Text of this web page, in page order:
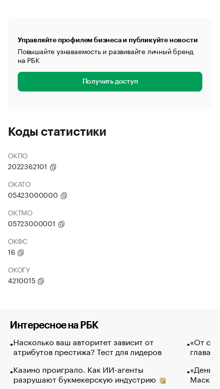
Управляйте профилем бизнеса и публикуйте новости
Повышайте узнаваемость и развивайте личный бренд
на РБК
Получить доступ
Коды статистики
ОКПО
2022362101
ОКАТО
05423000000
ОКТМО
05723000001
ОКФС
16
ОКОГУ
4210015
Интересное на РБК
Насколько ваш авторитет зависит от
атрибутов престижа? Тест для лидеров
Казино проиграло. Как ИИ-агенты
разрушают букмекерскую индустрию
«От
глава
Маск в